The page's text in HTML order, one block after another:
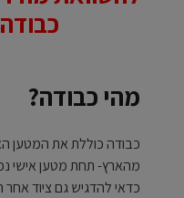
מהי כבודה?
כבודה כוללת את המטען
מהארץ- תחת מטען אישי
כדאי להדגיש גם ציוד אחר